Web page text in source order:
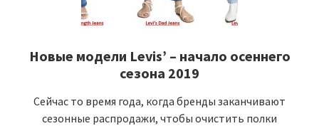
Новые модели Levis’ – начало осеннего
сезона 2019
Сейчас то время года, когда бренды заканчивают
сезонные распродажи, чтобы очистить полки